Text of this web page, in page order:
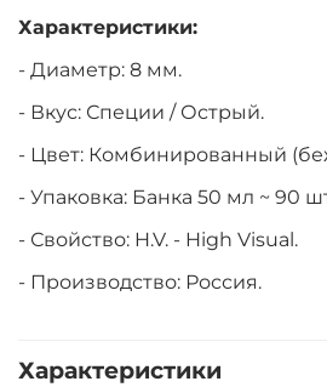
Характеристики:
- Диаметр: 8 мм.
- Вкус: Специи / Острый.
- Цвет: Комбинированный
- Упаковка: Банка 50 мл ~ 90
- Свойство: H.V. - High Visual.
- Производство: Россия.
Характеристики